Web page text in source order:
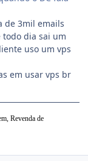
de 3mil emails
todo dia sai um
uso um vps
em usar vps br
Revenda de